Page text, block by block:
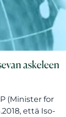
askeleen
(Minister for
että Iso-